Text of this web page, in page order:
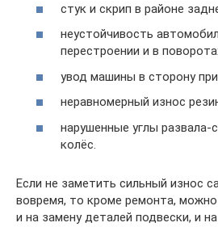
стук и скрип в районе
неустойчивость
перестроении и в
увод машины в сторону
неравномерный износ
нарушенные углы развала-
колёс.
Если не заметить сильный износ
вовремя, то кроме ремонта,
и на замену деталей подвески, и